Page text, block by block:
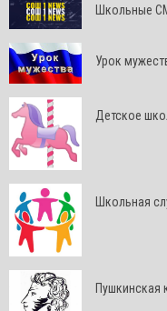
Школьные
Урок
Детское
Школьная
Пушкинская